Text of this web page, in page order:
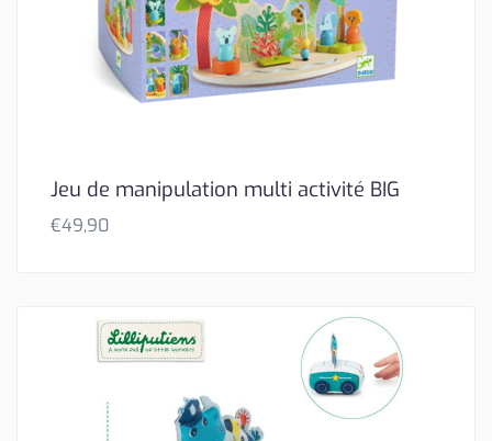
Jeu de manipulation multi activité BIG
€49,90